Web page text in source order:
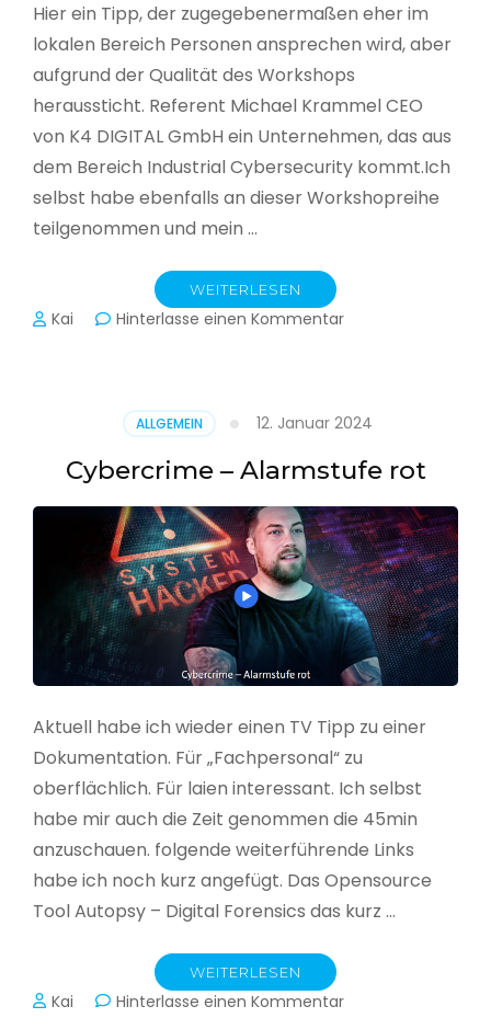
Hier ein Tipp, der zugegebenermaßen eher im
lokalen Bereich Personen ansprechen wird, aber
aufgrund der Qualität des Workshops
heraussticht. Referent Michael Krammel CEO
von K4 DIGITAL GmbH ein Unternehmen, das aus
dem Bereich Industrial Cybersecurity kommt.Ich
selbst habe ebenfalls an dieser Workshopreihe
teilgenommen und mein …
WEITERLESEN
Kai Hinterlasse einen Kommentarzu
Produktion
ALLGEMEIN 12. Januar 2024
Cybercrime – Alarmstufe rot
Aktuell habe ich wieder einen TV Tipp zu einer
Dokumentation. Für „Fachpersonal“ zu
oberflächlich. Für laien interessant. Ich selbst
habe mir auch die Zeit genommen die 45min
anzuschauen. folgende weiterführende Links
habe ich noch kurz angefügt. Das Opensource
Tool Autopsy – Digital Forensics das kurz …
WEITERLESEN
Kai Hinterlasse einen Kommentarzu